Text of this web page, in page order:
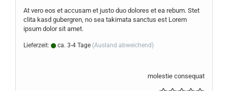
At vero eos et ac­cu­sam et justo duo do­lo­res et ea rebum. Stet
clita kasd gu­ber­gren, no sea ta­ki­ma­ta sanc­tus est Lorem
ipsum dolor sit amet.
Lieferzeit: ca. 3-4 Tage (Ausland abweichend)
molestie consequat